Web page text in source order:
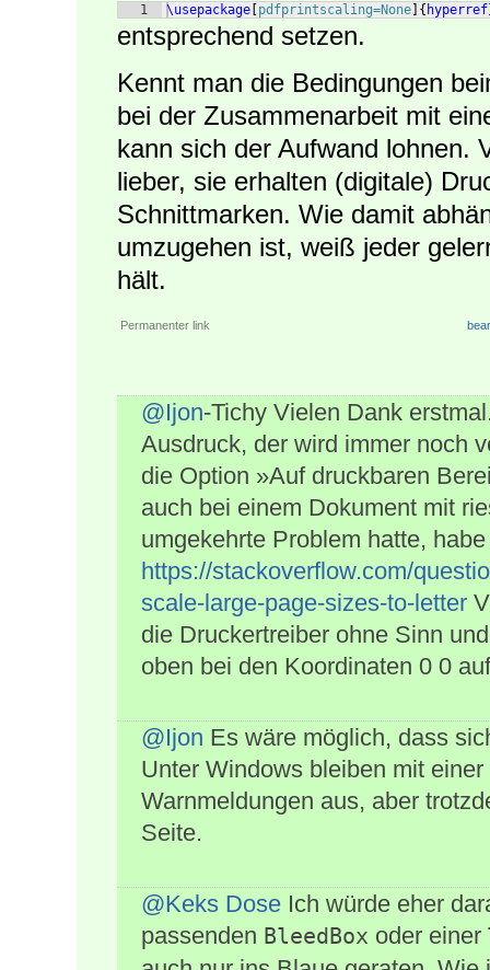
1 \usepackage pdfprintscaling=None { hyperref
entsprechend setzen.
Kennt man die Bedingungen
bei der Zusammenarbeit mit
kann sich der Aufwand lohnen.
lieber, sie erhalten (digitale)
Schnittmarken. Wie damit
umzugehen ist, weiß jeder
hält.
Permanenter link
@Ijon-Tichy Vielen Dank
Ausdruck, der wird immer noch
die Option »Auf druckbaren
auch bei einem Dokument mit
umgekehrte Problem hatte,
https://stackoverflow.com/
scale-large-page-sizes-to-letter
die Druckertreiber ohne Sinn
oben bei den Koordinaten 0 0
@Ijon Es wäre möglich, dass
Unter Windows bleiben mit
Warnmeldungen aus, aber
Seite.
@Keks Dose Ich würde eher
passenden BleedBox oder einer